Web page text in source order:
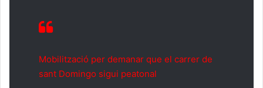
Mobilització per demanar que el carrer de
sant Domingo sigui peatonal